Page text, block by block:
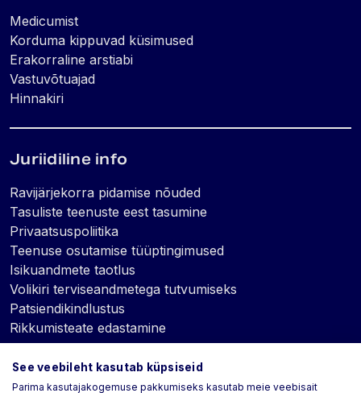
Medicumist
Korduma kippuvad küsimused
Erakorraline arstiabi
Vastuvõtuajad
Hinnakiri
Juriidiline info
Ravijärjekorra pidamise nõuded
Tasuliste teenuste eest tasumine
Privaatsuspoliitika
Teenuse osutamise tüüptingimused
Isikuandmete taotlus
Volikiri terviseandmetega tutvumiseks
Patsiendikindlustus
Rikkumisteate edastamine
Küpsised
See veebileht kasutab küpsiseid
Parima kasutajakogemuse pakkumiseks kasutab meie veebisait